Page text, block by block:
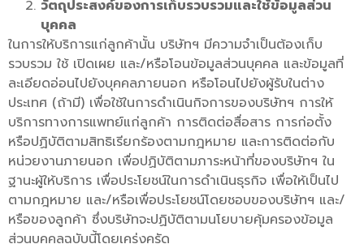
วัตถุประสงค์ของการเก็บรวบรวมและใช้ข้อมูลส่วน
บุคคล
ในการให้บริการแก่ลูกค้านั้น บริษัทฯ มีความจำเป็นต้องเก็บ
รวบรวม ใช้ เปิดเผย และ/หรือโอนข้อมูลส่วนบุคคล และข้อมูลที่
ละเอียดอ่อนไปยังบุคคลภายนอก หรือโอนไปยังผู้รับในต่าง
ประเทศ (ถ้ามี) เพื่อใช้ในการดำเนินกิจการของบริษัทฯ การให้
บริการทางการแพทย์แก่ลูกค้า การติดต่อสื่อสาร การก่อตั้ง
หรือปฏิบัติตามสิทธิเรียกร้องตามกฎหมาย และการติดต่อกับ
หน่วยงานภายนอก เพื่อปฏิบัติตามภาระหน้าที่ของบริษัทฯ ใน
ฐานะผู้ให้บริการ เพื่อประโยชน์ในการดำเนินธุรกิจ เพื่อให้เป็นไป
ตามกฎหมาย และ/หรือเพื่อประโยชน์โดยชอบของบริษัทฯ และ/
หรือของลูกค้า ซึ่งบริษัทจะปฏิบัติตามนโยบายคุ้มครองข้อมูล
ส่วนบุคคลฉบับนี้โดยเคร่งครัด